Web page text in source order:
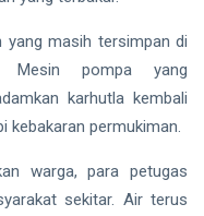
yang masih tersimpan di
Mesin pompa yang
karhutla kembali
kebakaran permukiman.
warga, para petugas
sekitar. Air terus